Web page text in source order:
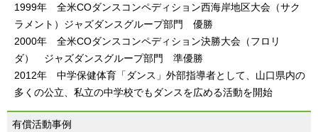
1999年 全米COダンスコンペディション西海岸地区大会（サク
ラメント）ジャズダンスグループ部門 優勝
2000年 全米COダンスコンペディション決勝大会（フロリ
ダ） ジャズダンスグループ部門 準優勝
2012年 中学保健体育「ダンス」外部指導者として、山口県内の
多くの公立、私立の中学校でもダンスを広める活動を開始
有償活動事例